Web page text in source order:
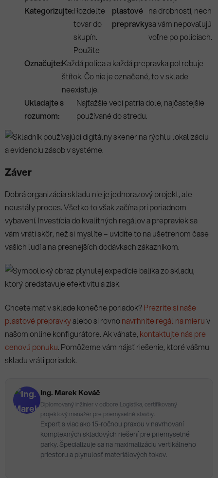
Kategorizujte:Rozdeľte
tovar do
skupín.
Použite
plastové
prepravky
na drobnosti, nech
sa vám nepovaľujú
voľne po policiach.
Označujte:Každá polica a každá prepravka potrebuje
štítok. Čo nie je označené, to v sklade
neexistuje.
Ukladajte s
rozumom:
Najťažšie veci patria dole, najčastejšie
používané do stredu.
Záver
Dobrá organizácia skladu nie je jednorazový projekt, ale
neustály proces. Všetko to však začína pri poriadnom
vybavení. Investícia do kvalitných regálov a prepraviek sa
vám vráti skôr, než si myslíte – uvidíte to na ušetrenom čase
vašich ľudí a na presnejších dodávkach zákazníkom.
Chcete mať v sklade konečne poriadok?Prezrite si naše
plastové prepravkyalebo si rovnonavrhnite regál na mieruv
našom online konfigurátore. Ak váhate, kontaktujte nás pre
cenovú ponuku. Pomôžeme vám nájsť riešenie, ktoré vášmu
skladu vráti poriadok.
Ing. Marek Kováč
Diplomovaný inžinier v odbore Logistika, certifikovaný
projektový manažér pre priemyselné stavby.
Expert s viac ako 15-ročnou praxou v navrhovaní
komplexných skladových riešení pre priemyselné
parky. Špecializuje sa na maximalizáciu vertikálneho
priestoru a plynulosť materiálových tokov.